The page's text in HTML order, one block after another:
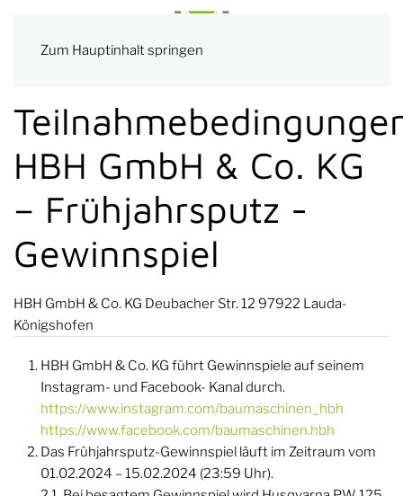
Zum Hauptinhalt springen
HBH GmbH & Co. KG
– Frühjahrsputz -
Gewinnspiel
HBH GmbH & Co. KG Deubacher Str. 12 97922 Lauda-
Königshofen
HBH GmbH & Co. KG führt Gewinnspiele auf seinem
Instagram- und Facebook- Kanal durch.
https://www.instagram.com/baumaschinen_hbh
https://www.facebook.com/baumaschinen.hbh
Das Frühjahrsputz-Gewinnspiel läuft im Zeitraum vom
01.02.2024 – 15.02.2024 (23:59 Uhr).